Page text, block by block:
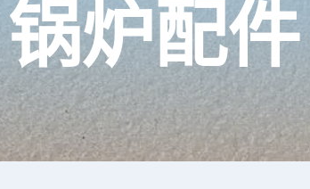
锅炉配件